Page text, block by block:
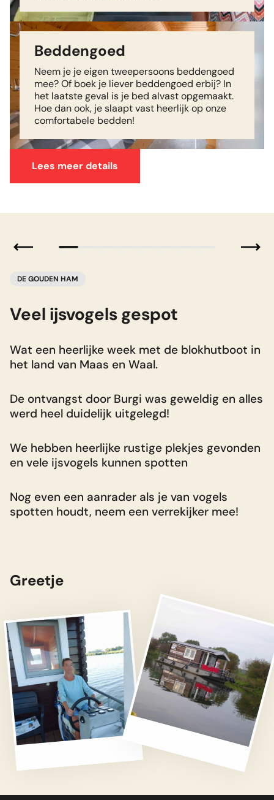
Beddengoed
Neem je je eigen tweepersoons beddengoed
mee? Of boek je liever beddengoed erbij? In
het laatste geval is je bed alvast opgemaakt.
Hoe dan ook, je slaapt vast heerlijk op onze
comfortabele bedden!
Lees meer details
DE GOUDEN HAM
Veel ijsvogels gespot
Wat een heerlijke week met de blokhutboot in
het land van Maas en Waal.
De ontvangst door Burgi was geweldig en alles
werd heel duidelijk uitgelegd!
We hebben heerlijke rustige plekjes gevonden
en vele ijsvogels kunnen spotten
Nog even een aanrader als je van vogels
spotten houdt, neem een verrekijker mee!
Greetje